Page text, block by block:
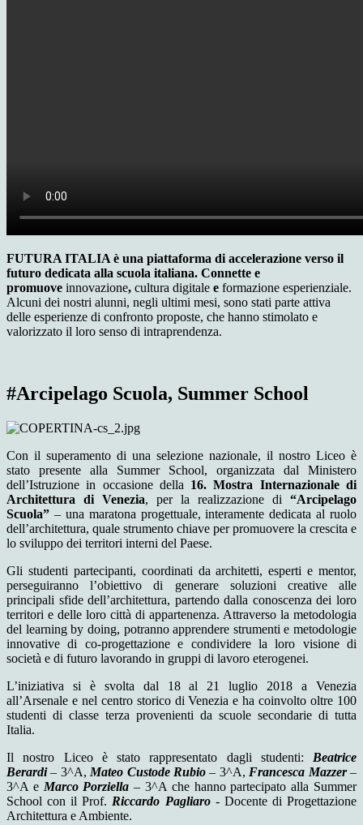
FUTURA ITALIA è una piattaforma di accelerazione verso il
futuro dedicata alla scuola italiana. Connette e
promuove innovazione, cultura digitale e formazione esperienziale.
Alcuni dei nostri alunni, negli ultimi mesi, sono stati parte attiva
delle esperienze di confronto proposte, che hanno stimolato e
valorizzato il loro senso di intraprendenza.
#Arcipelago Scuola, Summer School
Con il superamento di una selezione nazionale, il nostro Liceo è
stato presente alla Summer School, organizzata dal Ministero
dell’Istruzione in occasione della 16. Mostra Internazionale di
Architettura di Venezia, per la realizzazione di “Arcipelago
Scuola” – una maratona progettuale, interamente dedicata al ruolo
dell’architettura, quale strumento chiave per promuovere la crescita e
lo sviluppo dei territori interni del Paese.
Gli studenti partecipanti, coordinati da architetti, esperti e mentor,
perseguiranno l’obiettivo di generare soluzioni creative alle
principali sfide dell’architettura, partendo dalla conoscenza dei loro
territori e delle loro città di appartenenza. Attraverso la metodologia
del learning by doing, potranno apprendere strumenti e metodologie
innovative di co-progettazione e condividere la loro visione di
società e di futuro lavorando in gruppi di lavoro eterogenei.
L’iniziativa si è svolta dal 18 al 21 luglio 2018 a Venezia
all’Arsenale e nel centro storico di Venezia e ha coinvolto oltre 100
studenti di classe terza provenienti da scuole secondarie di tutta
Italia.
Il nostro Liceo è stato rappresentato dagli studenti: Beatrice
Berardi– 3^A, Mateo Custode Rubio– 3^A, Francesca Mazzer–
3^A e Marco Porziella– 3^A che hanno partecipato alla Summer
School con il Prof. Riccardo Pagliaro- Docente di Progettazione
Architettura e Ambiente.